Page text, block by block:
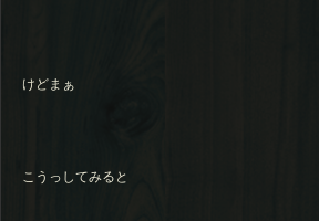
けどまぁ
こうっしてみると